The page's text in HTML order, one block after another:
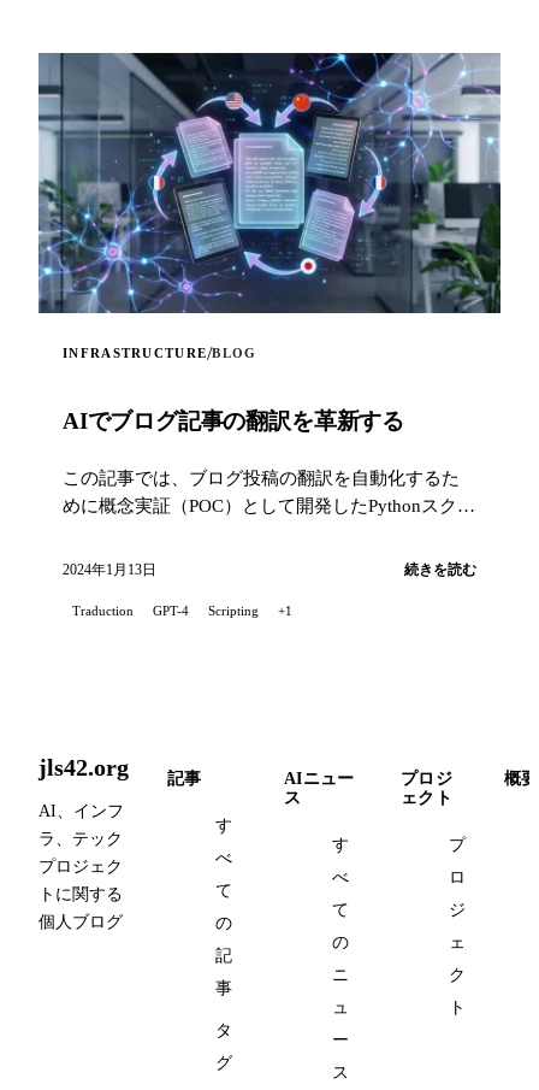
INFRASTRUCTURE/BLOG
AIでブログ記事の翻訳を革新する
この記事では、ブログ投稿の翻訳を自動化するた
めに概念実証（POC）として開発したPythonスクリ
2024年1月13日 続きを読む
Traduction GPT-4 Scripting +1
jls42.org
AI、インフ
ラ、テック
プロジェク
トに関する
個人ブログ
記事
す
べ
て
の
記
事
タ
グ
AIニュー
ス
す
べ
て
の
ニ
ュ
ー
ス
プロジ
ェクト
プ
ロ
ジ
ェ
ク
ト
概要